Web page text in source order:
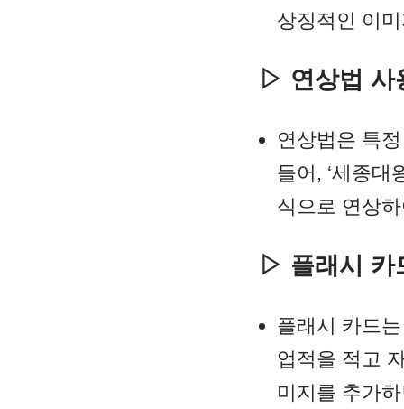
상징적인 이
▷ 연상법 사
연상법은 특
들어, ‘세종대
식으로 연상
▷ 플래시 카
플래시 카드
업적을 적고
미지를 추가